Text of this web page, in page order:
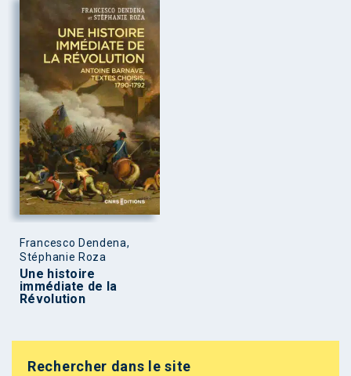
Francesco Dendena,
Stéphanie Roza
Une histoire
immédiate de la
Révolution
Rechercher dans le site